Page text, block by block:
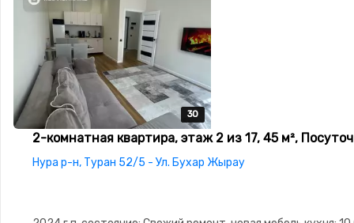
30
30
30
30
30
2-комнатная квартира, этаж 2 из 17, 45 м²,
Нура р-н, Туран 52/5 - Ул. Бухар Жырау